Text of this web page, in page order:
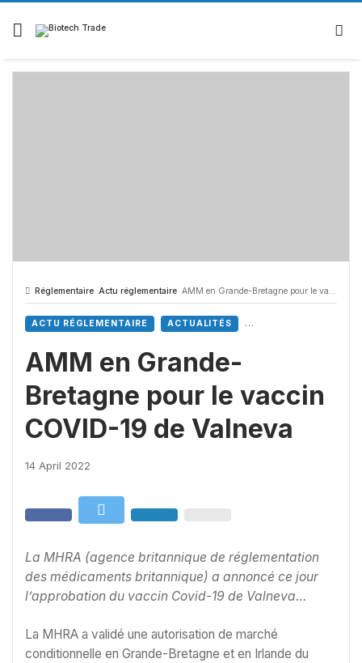
Skip
content
Réglementaire Actu réglementaire AMM en Grande-Bretagne pour le vaccin COVID-19 de Valneva
ACTU RÉGLEMENTAIRE ACTUALITÉS
AMM en Grande-
Bretagne pour le vaccin
COVID-19 de Valneva
14 April 2022
La MHRA (agence britannique de réglementation
des médicaments britannique) a annoncé ce jour
l’approbation du vaccin Covid-19 de Valneva…
La MHRA a validé une autorisation de marché
conditionnelle en Grande-Bretagne et en Irlande du